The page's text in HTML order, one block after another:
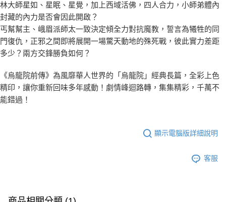
林大師星如、星眠、星覺，加上西域活佛，四人合力，小師弟體內
封藏的內力是否會因此開啟？
丐幫幫主、峨眉派師太一致決定傾全力對抗魔教，誓言為犧牲的同
門復仇，正邪之間即將展開一場驚天動地的殊死戰，彼此實力差距
多少？兩方交鋒勝負如何？
《烏龍院前傳》為風靡華人世界的「烏龍院」經典長篇，全彩上色
精印，讓你重新回味多年感動！劇情峰迴路轉，集集精彩，千萬不
能錯過！
顯示電腦版詳細說明
客服